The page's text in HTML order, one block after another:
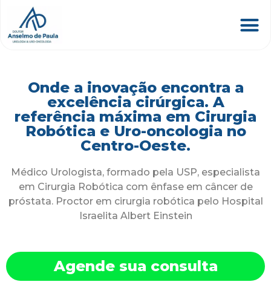
Onde a inovação encontra a
excelência cirúrgica. A
referência máxima em Cirurgia
Robótica e Uro-oncologia no
Centro-Oeste.
Médico Urologista, formado pela USP, especialista
em Cirurgia Robótica com ênfase em câncer de
próstata. Proctor em cirurgia robótica pelo Hospital
Israelita Albert Einstein
Agende sua consulta